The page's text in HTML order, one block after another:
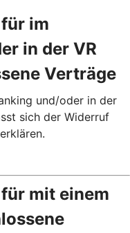
im
in der VR
Verträge
und/oder in der
sich der Widerruf
mit einem